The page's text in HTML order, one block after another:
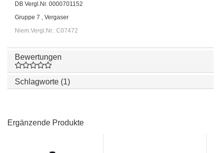
DB Vergl.Nr. 0000701152
Gruppe 7 , Vergaser
Niem.Vergl.Nr.: C07472
Bewertungen
Schlagworte (1)
Ergänzende Produkte